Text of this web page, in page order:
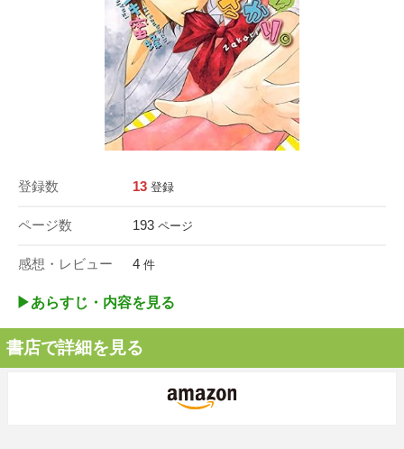
登録数 13 登録
ページ数 193 ページ
感想・レビュー 4 件
▶︎あらすじ・内容を見る
書店で詳細を見る